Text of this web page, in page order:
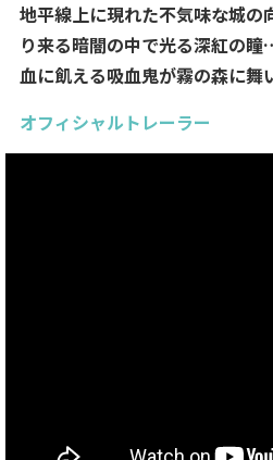
地平線上に現れた不気味な城の
り来る暗闇の中で光る深紅の
血に飢える吸血鬼が霧の森に
オフィシャルトレーラー